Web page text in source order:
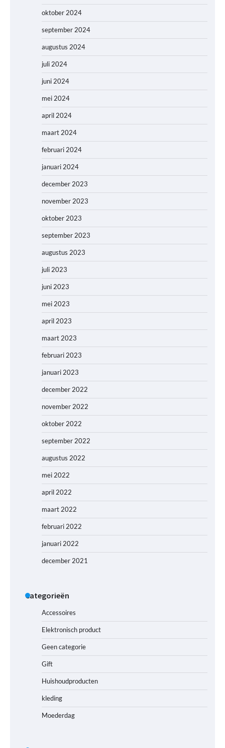
oktober 2024
september 2024
augustus 2024
juli 2024
juni 2024
mei 2024
april 2024
maart 2024
februari 2024
januari 2024
december 2023
november 2023
oktober 2023
september 2023
augustus 2023
juli 2023
juni 2023
mei 2023
april 2023
maart 2023
februari 2023
januari 2023
december 2022
november 2022
oktober 2022
september 2022
augustus 2022
mei 2022
april 2022
maart 2022
februari 2022
januari 2022
december 2021
Categorieën
Accessoires
Elektronisch product
Geen categorie
Gift
Huishoudproducten
kleding
Moederdag